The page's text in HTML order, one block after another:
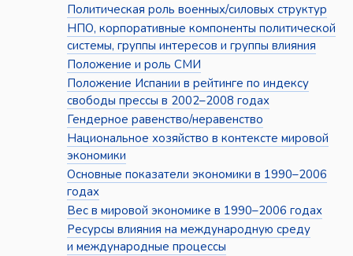
Политическая роль военных/силовых структур
НПО, корпоративные компоненты политической
системы, группы интересов и группы влияния
Положение и роль СМИ
Положение Испании в рейтинге по индексу
свободы прессы в 2002–2008 годах
Гендерное равенство/неравенство
Национальное хозяйство в контексте мировой
экономики
Основные показатели экономики в 1990–2006
годах
Вес в мировой экономике в 1990–2006 годах
Ресурсы влияния на международную среду
и международные процессы